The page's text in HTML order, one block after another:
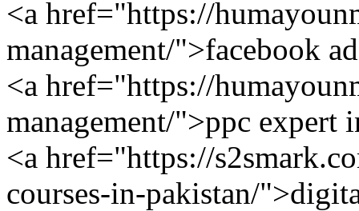
<a href="https://
management/">facebook
<a href="https://
management/">ppc expert
<a href="https://
courses-in-pakistan/